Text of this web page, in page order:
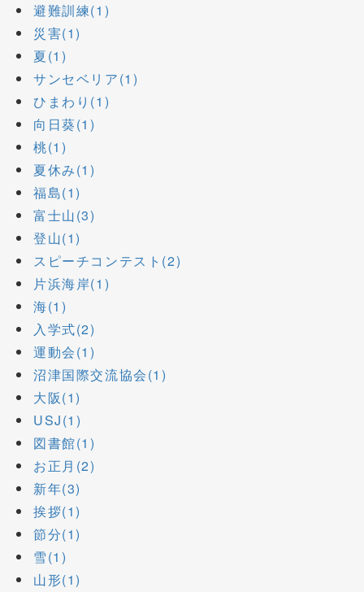
避難訓練(1)
災害(1)
夏(1)
サンセベリア(1)
ひまわり(1)
向日葵(1)
桃(1)
夏休み(1)
福島(1)
富士山(3)
登山(1)
スピーチコンテスト(2)
片浜海岸(1)
海(1)
入学式(2)
運動会(1)
沼津国際交流協会(1)
大阪(1)
USJ(1)
図書館(1)
お正月(2)
新年(3)
挨拶(1)
節分(1)
雪(1)
山形(1)